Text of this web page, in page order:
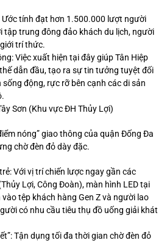
tính đạt hơn 1.500.000 lượt người
tập trung đông đảo khách du lịch, người
trí thức.
Việc xuất hiện tại đây giúp Tân Hiệp
dẫn đầu, tạo ra sự tin tưởng tuyệt đối
động, rực rỡ bên cạnh các di sản
Sơn (Khu vực ĐH Thủy Lợi)
nóng” giao thông của quận Đống Đa
chờ đèn đỏ dày đặc.
Với vị trí chiến lược ngay gần các
Lợi, Công Đoàn), màn hình LED tại
tệp khách hàng Gen Z và người lao
có nhu cầu tiêu thụ đồ uống giải khát
Tận dụng tối đa thời gian chờ đèn đỏ